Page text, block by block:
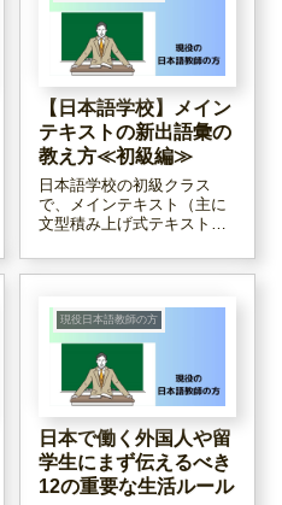
【日本語学校】メイン
テキストの新出語彙の
教え方≪初級編≫
日本語学校の初級クラス
で、メインテキスト（主に
文型積み上げ式テキスト）
っていますか？この記事で
とめています。
現役日本語教師の方
日本で働く外国人や留
学生にまず伝えるべき
12の重要な生活ルール